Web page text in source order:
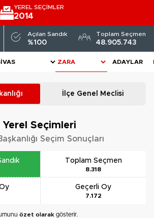
YEREL SEÇİMLER
2014
Açılan Sandık
%100
Toplam Seçmen
48.905.743
ADAYLAR
İlçe Genel Meclisi
Yerel Seçimleri
Seçim Sonuçları
Toplam Seçmen
8.318
Geçerli Oy
7.172
özet olarak gösterir.